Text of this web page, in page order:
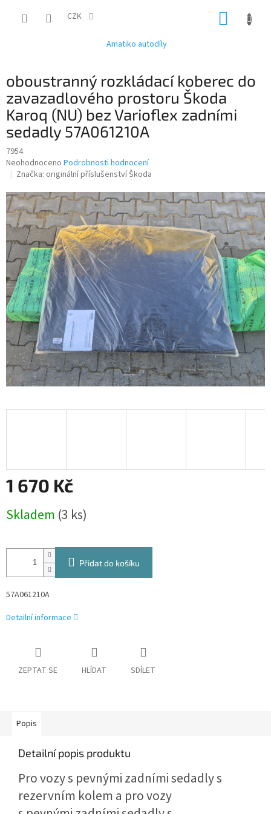
CZK
Amatiko autodíly
oboustranný rozkládací koberec do
zavazadlového prostoru Škoda
Karoq (NU) bez Varioflex zadními
sedadly 57A061210A
7954
Průměrné
hodnocení
je
0,0
z
hvězdiček.
Neohodnoceno Podrobnosti hodnocení
Značka: originální příslušenství Škoda
1 670 Kč
cena:
Skladem (3 ks)
Přidat do košíku
57A061210A
Detailní informace
ZEPTAT SE HLÍDAT SDÍLET
Popis
Detailní popis produktu
Pro vozy s pevnými zadními sedadly s
rezervním kolem a pro vozy